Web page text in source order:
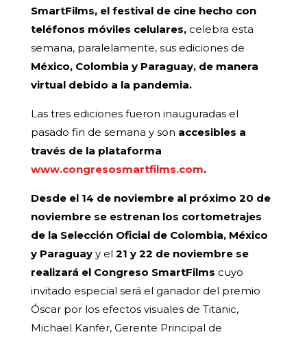
SmartFilms, el festival de cine hecho con
teléfonos móviles celulares,celebra esta
semana, paralelamente, sus ediciones de
México, Colombia y Paraguay, de manera
virtual debido a la pandemia.
Las tres ediciones fueron inauguradas el
pasado fin de semana y son accesibles a
través de la plataforma
www.congresosmartfilms.com.
Desde el 14 de noviembre al próximo 20 de
noviembre se estrenan los cortometrajes
de la Selección Oficial de Colombia, México
y Paraguayy el 21 y 22 de noviembre se
realizará el Congreso SmartFilms cuyo
invitado especial será el ganador del premio
Óscar por los efectos visuales de Titanic,
Michael Kanfer, Gerente Principal de